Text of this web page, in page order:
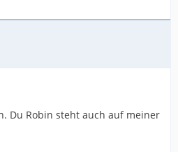
Du Robin steht auch auf meiner